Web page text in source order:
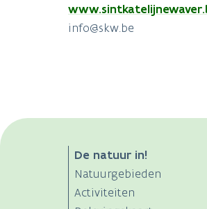
info@skw.be
ANB
Main
De natuur in!
Natuurgebieden
Activiteiten